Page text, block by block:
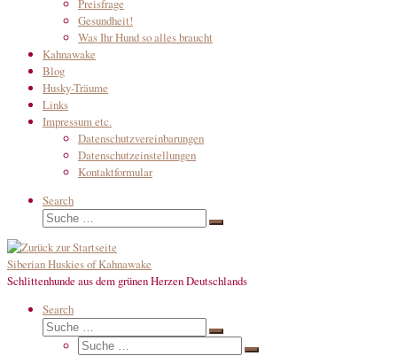
Preisfrage
Gesundheit!
Was Ihr Hund so alles braucht
Kahnawake
Blog
Husky-Träume
Links
Impressum etc.
Datenschutzvereinbarungen
Datenschutzeinstellungen
Kontaktformular
Search
Suche
Suche
Siberian Huskies of Kahnawake
Schlittenhunde aus dem grünen Herzen Deutschlands
Search
Suche
Suche
Suche